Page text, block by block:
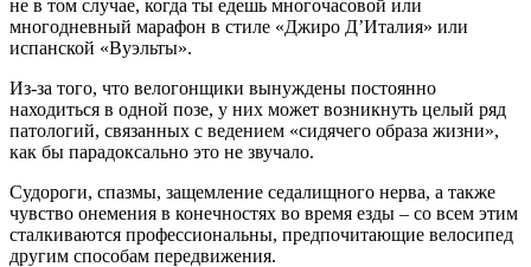
не в том случае, когда ты едешь многочасовой или
многодневный марафон в стиле «Джиро Д’Италия» или
испанской «Вуэльты».
Из-за того, что велогонщики вынуждены постоянно
находиться в одной позе, у них может возникнуть целый ряд
патологий, связанных с ведением «сидячего образа жизни»,
как бы парадоксально это не звучало.
Судороги, спазмы, защемление седалищного нерва, а также
чувство онемения в конечностях во время езды – со всем этим
сталкиваются профессиональны, предпочитающие велосипед
другим способам передвижения.